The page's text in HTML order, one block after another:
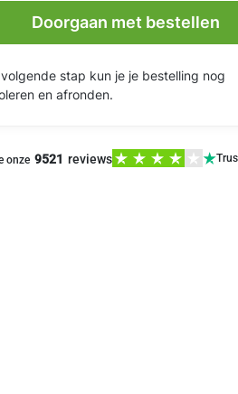
Doorgaan met bestellen
stap kun je je bestelling nog
en afronden.
onze 9521 reviews